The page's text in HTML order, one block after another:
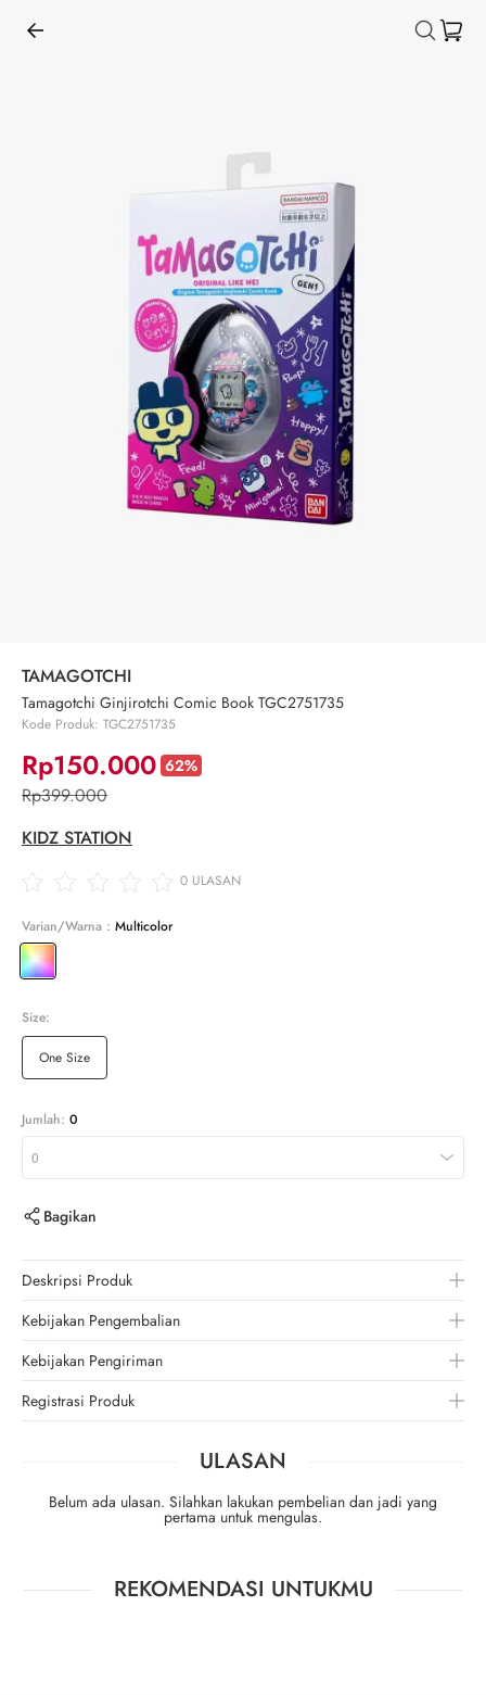
TAMAGOTCHI
Tamagotchi Ginjirotchi Comic Book TGC2751735
Kode Produk: TGC2751735
Rp150.000 62%
Rp399.000
KIDZ STATION
0 ULASAN
Varian/Warna : Multicolor
Size:
One Size
Jumlah: 0
0
Bagikan
Deskripsi Produk
Kebijakan Pengembalian
Kebijakan Pengiriman
Registrasi Produk
ULASAN
Belum ada ulasan. Silahkan lakukan pembelian dan jadi yang
pertama untuk mengulas.
REKOMENDASI UNTUKMU